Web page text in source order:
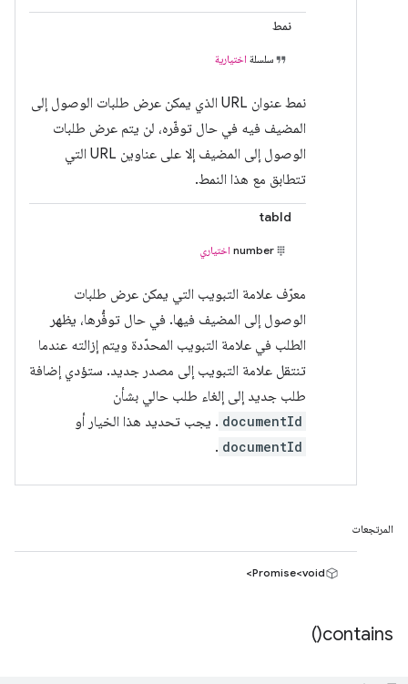
نمط
سلسلة اختيارية
نمط عنوان URL الذي يمكن عرض طلبات الوصول إلى
المضيف فيه في حال توفّره، لن يتم عرض طلبات
الوصول إلى المضيف إلا على عناوين URL التي
تتطابق مع هذا النمط.
tabId
number اختياري
معرّف علامة التبويب التي يمكن عرض طلبات
الوصول إلى المضيف فيها. في حال توفُّرها، يظهر
الطلب في علامة التبويب المحدّدة ويتم إزالته عندما
تنتقل علامة التبويب إلى مصدر جديد. ستؤدي إضافة
طلب جديد إلى إلغاء طلب حالي بشأن
documentId . يجب تحديد هذا الخيار أو
documentId
.
المرتجعات
Promise<void>
contains(
)